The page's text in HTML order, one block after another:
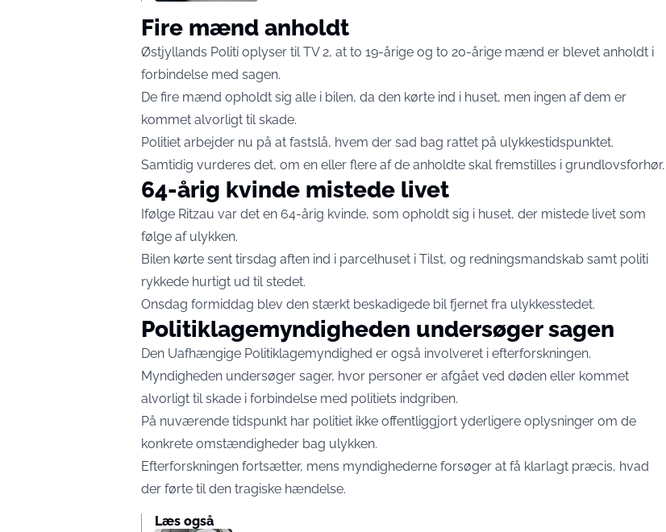
Fire mænd anholdt
Østjyllands Politi oplyser tilTV 2, at to 19-årige og to 20-årige mænd er blevet anholdt i
forbindelse med sagen.
De fire mænd opholdt sig alle i bilen, da den kørte ind i huset, men ingen af dem er
kommet alvorligt til skade.
Politiet arbejder nu på at fastslå, hvem der sad bag rattet på ulykkestidspunktet.
Samtidig vurderes det, om en eller flere af de anholdte skal fremstilles i grundlovsforhør.
64-årig kvinde mistede livet
Ifølge Ritzau var det en 64-årig kvinde, som opholdt sig i huset, der mistede livet som
følge af ulykken.
Bilen kørte sent tirsdag aften ind i parcelhuset i Tilst, og redningsmandskab samt politi
rykkede hurtigt ud til stedet.
Onsdag formiddag blev den stærkt beskadigede bil fjernet fra ulykkesstedet.
Politiklagemyndigheden undersøger sagen
Den Uafhængige Politiklagemyndighed er også involveret i efterforskningen.
Myndigheden undersøger sager, hvor personer er afgået ved døden eller kommet
alvorligt til skade i forbindelse med politiets indgriben.
På nuværende tidspunkt har politiet ikke offentliggjort yderligere oplysninger om de
konkrete omstændigheder bag ulykken.
Efterforskningen fortsætter, mens myndighederne forsøger at få klarlagt præcis, hvad
der førte til den tragiske hændelse.
Læs også